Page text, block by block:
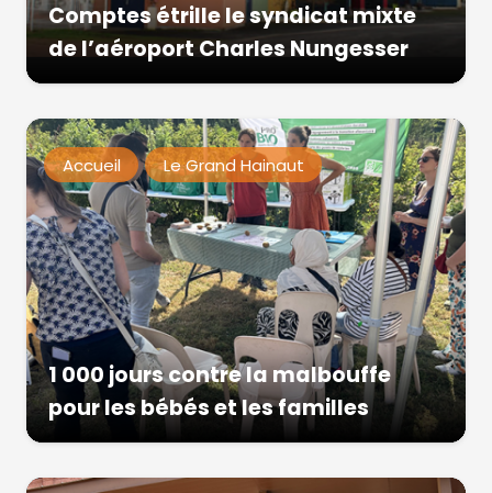
Comptes étrille le syndicat mixte
de l’aéroport Charles Nungesser
Accueil Le Grand Hainaut
1 000 jours contre la malbouffe
pour les bébés et les familles